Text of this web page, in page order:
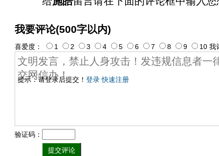
我要评论(500字以内)
提示：请登录后提交！ 登录 快速注册
喜爱度： 1 2 3 4 5 6 7 8 9 10 我
验证码：